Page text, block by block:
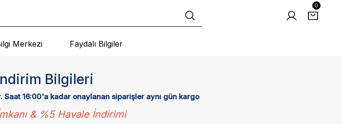
0
Merkezi Faydalı Bilgiler
Bilgileri
16:00'a kadar onaylanan siparişler aynı gün kargo
& %5 Havale İndirimi